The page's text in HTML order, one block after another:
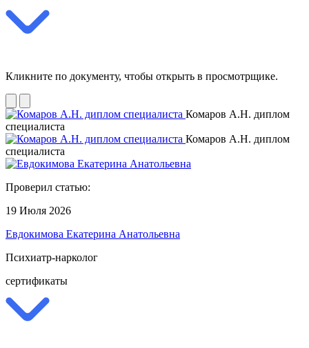
Кликните по документу, чтобы открыть в просмотрщике.
Комаров А.Н. диплом
специалиста
Комаров А.Н. диплом
специалиста
Проверил статью:
19 Июля 2026
Евдокимова Екатерина Анатольевна
Психиатр-нарколог
сертификаты